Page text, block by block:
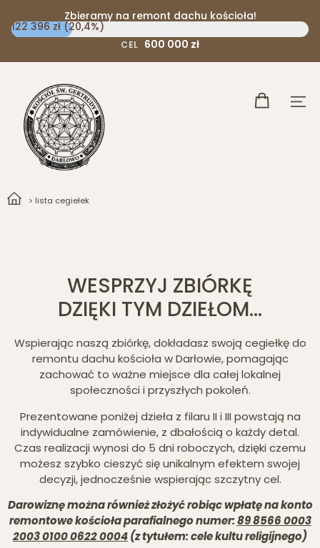
Zbieramy na remont dachu kościoła!
122 396 zł (20,4%)
CEL 600 000 zł
> lista cegiełek
WESPRZYJ ZBIÓRKĘ
DZIĘKI TYM DZIEŁOM...
Wspierając naszą zbiórkę, dokładasz swoją cegiełkę do
remontu dachu kościoła w Darłowie, pomagając
zachować to ważne miejsce dla całej lokalnej
społeczności i przyszłych pokoleń.
Prezentowane poniżej dzieła z filaru II i III powstają na
indywidualne zamówienie, z dbałością o każdy detal.
Czas realizacji wynosi do 5 dni roboczych, dzięki czemu
możesz szybko cieszyć się unikalnym efektem swojej
decyzji, jednocześnie wspierając szczytny cel.
Darowiznę można również złożyć robiąc wpłatę na konto
remontowe kościoła parafialnego numer:89 8566 0003
2003 0100 0622 0004(z tytułem: cele kultu religijnego)